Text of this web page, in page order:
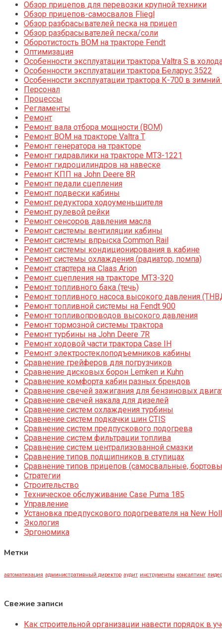
Обзор прицепов для перевозки крупной техники
Обзор прицепов-самосвалов Fliegl
Обзор разбрасывателей песка на прицеп
Обзор разбрасывателей песка/соли
Оборотистость ВОМ на тракторе Fendt
Оптимизация
Особенности эксплуатации трактора Valtra S в
Особенности эксплуатации трактора Беларус 3522
Особенности эксплуатации трактора К-700 в
Персонал
Процессы
Регламенты
Ремонт
Ремонт вала отбора мощности (ВОМ)
Ремонт ВОМ на тракторе Valtra T
Ремонт генератора на тракторе
Ремонт гидравлики на тракторе МТЗ-1221
Ремонт гидроцилиндров на навеске
Ремонт КПП на John Deere 8R
Ремонт педали сцепления
Ремонт подвески кабины
Ремонт редуктора ходоуменьшителя
Ремонт рулевой рейки
Ремонт сенсоров давления масла
Ремонт системы вентиляции кабины
Ремонт системы впрыска Common Rail
Ремонт системы кондиционирования в кабине
Ремонт системы охлаждения (радиатор, помпа)
Ремонт стартера на Claas Arion
Ремонт сцепления на тракторе МТЗ-320
Ремонт топливного бака (течь)
Ремонт топливного насоса высокого давления
Ремонт топливной системы на Fendt 900
Ремонт топливопроводов высокого давления
Ремонт тормозной системы трактора
Ремонт турбины на John Deere 7R
Ремонт ходовой части трактора Case IH
Ремонт электростеклоподъемников кабины
Сравнение грейферов для погрузчиков
Сравнение дисковых борон Lemken и Kuhn
Сравнение комфорта кабин разных брендов
Сравнение свечей зажигания для бензиновых
Сравнение свечей накала для дизелей
Сравнение систем охлаждения турбины
Сравнение систем подкачки шин CTIS
Сравнение систем предпускового подогрева
Сравнение систем фильтрации топлива
Сравнение систем централизованной смазки
Сравнение типов подшипников в ступицах
Сравнение типов прицепов (самосвальные,
Стратегии
Строительство
Техническое обслуживание Case Puma 185
Управление
Установка предпускового подогревателя на New
Экология
Эргономика
Метки
автоматизация административный директор аудит инструменты консалтинг
Свежие записи
Как строительной организации навести порядок в